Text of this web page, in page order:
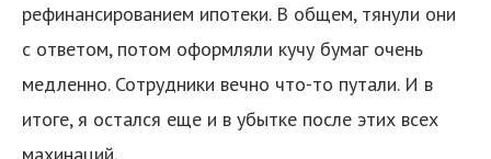
рефинансированием ипотеки. В общем, тянули они
с ответом, потом оформляли кучу бумаг очень
медленно. Сотрудники вечно что-то путали. И в
итоге, я остался еще и в убытке после этих всех